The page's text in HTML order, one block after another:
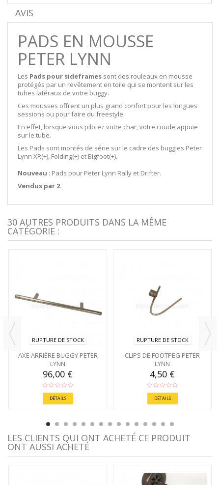
AVIS
PADS EN MOUSSE
PETER LYNN
Les Pads pour sideframes sont des rouleaux en mousse
protégés par un revêtement en toile qui se montent sur les
tubes latéraux de votre buggy.
Ces mousses offrent un plus grand confort pour les longues
sessions ou pour faire du freestyle.
En effet, lorsque vous pilotez votre char, votre coude appuie
sur le tube.
Les Pads sont montés de série sur le cadre des buggies Peter
Lynn XR(+), Folding(+) et Bigfoot(+).
Nouveau : Pads pour Peter Lynn Rally et Drifter.
Vendus par 2.
30 AUTRES PRODUITS DANS LA MÊME
CATÉGORIE :
RUPTURE DE STOCK
AXE ARRIÈRE BUGGY PETER
LYNN
96,00 €
DÉTAILS
RUPTURE DE STOCK
CLIPS DE FOOTPEG PETER
LYNN
4,50 €
DÉTAILS
LES CLIENTS QUI ONT ACHETÉ CE PRODUIT
ONT AUSSI ACHETÉ